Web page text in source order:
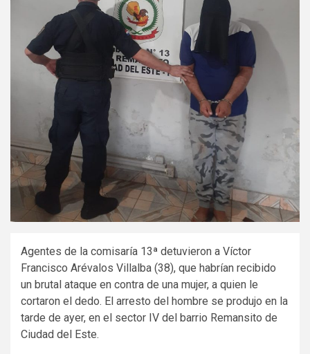
Agentes de la comisaría 13ª detuvieron a Víctor
Francisco Arévalos Villalba (38), que habrían recibido
un brutal ataque en contra de una mujer, a quien le
cortaron el dedo. El arresto del hombre se produjo en la
tarde de ayer, en el sector IV del barrio Remansito de
Ciudad del Este.